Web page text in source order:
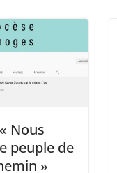
Nous
peuple de
»